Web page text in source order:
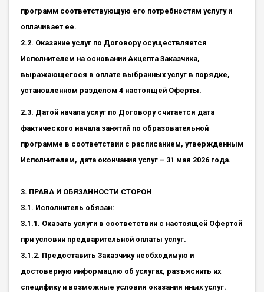
программ соответствующую его потребностям услугу и
оплачивает ее.
2.2. Оказание услуг по Договору осуществляется
Исполнителем на основании Акцепта Заказчика,
выражающегося в оплате выбранных услуг в порядке,
установленном разделом 4 настоящей Оферты.
2.3. Датой начала услуг по Договору считается дата
фактического начала занятий по образовательной
программе в соответствии с расписанием, утвержденным
Исполнителем, дата окончания услуг – 31 мая 2026 года.
З. ПРАВА И ОБЯЗАННОСТИ СТОРОН
3.1. Исполнитель обязан:
З.1.1. Оказать услуги в соответствии с настоящей Офертой
при условии предварительной оплаты услуг.
3.1.2. Предоставить Заказчику необходимую и
достоверную информацию об услугах, разъяснить их
специфику и возможные условия оказания иных услуг.